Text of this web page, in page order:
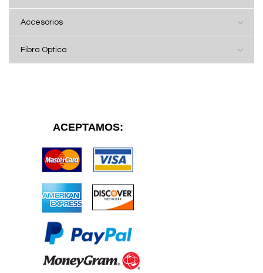
Accesorios
Fibra Optica
ACEPTAMOS: